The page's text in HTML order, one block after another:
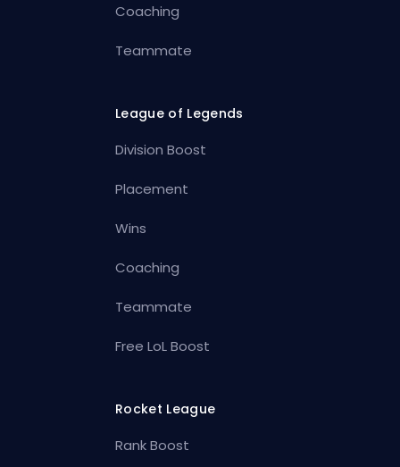
Coaching
Teammate
League of Legends
Division Boost
Placement
Wins
Coaching
Teammate
Free LoL Boost
Rocket League
Rank Boost